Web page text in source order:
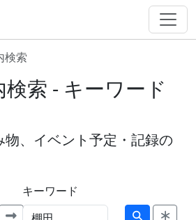
検索
索 - キーワード
、イベント予定・記録の
キーワード